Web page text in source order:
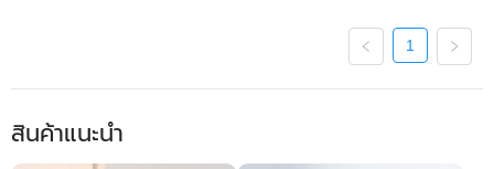
1
สินค้าแนะนำ